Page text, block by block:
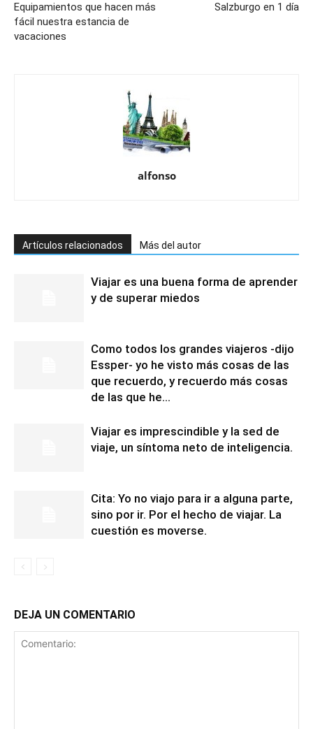
Equipamientos que hacen más
fácil nuestra estancia de
vacaciones
Salzburgo en 1 día
alfonso
Artículos relacionados Más del autor
Viajar es una buena forma de aprender
y de superar miedos
Como todos los grandes viajeros -dijo
Essper- yo he visto más cosas de las
que recuerdo, y recuerdo más cosas
de las que he...
Viajar es imprescindible y la sed de
viaje, un síntoma neto de inteligencia.
Cita: Yo no viajo para ir a alguna parte,
sino por ir. Por el hecho de viajar. La
cuestión es moverse.
DEJA UN COMENTARIO